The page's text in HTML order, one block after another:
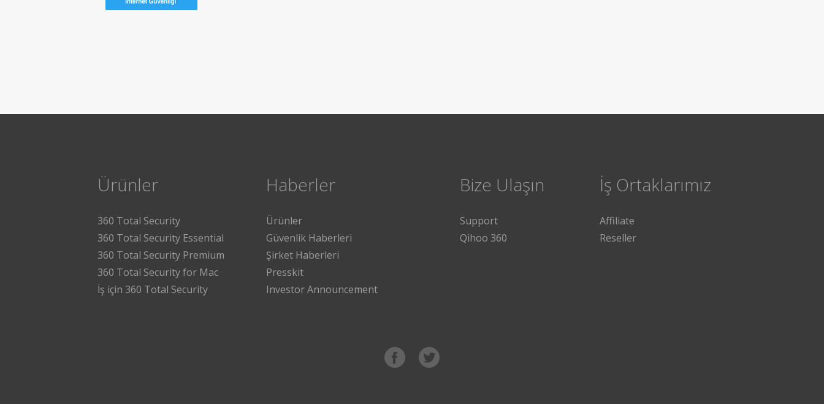
Ürünler
360 Total Security
360 Total Security Essential
360 Total Security Premium
360 Total Security for Mac
İş için 360 Total Security
Haberler
Ürünler
Güvenlik Haberleri
Şirket Haberleri
Presskit
Investor Announcement
Bize Ulaşın
Support
Qihoo 360
İş Ortaklarımız
Affiliate
Reseller